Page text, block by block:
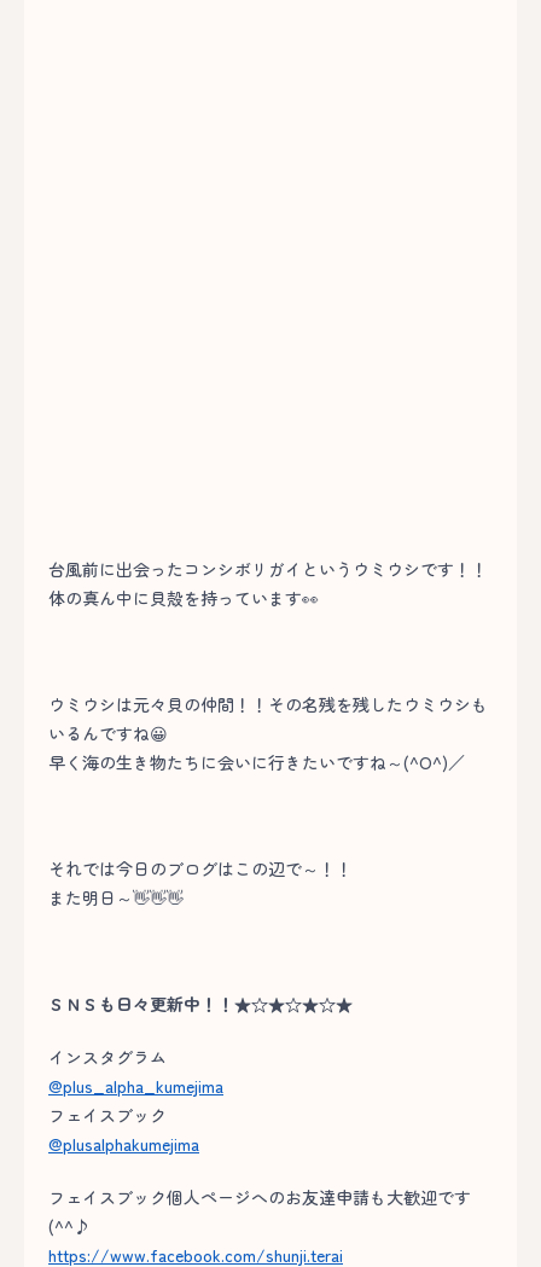
台風前に出会ったコンシボリガイというウミウシです！！
体の真ん中に貝殻を持っています👀
ウミウシは元々貝の仲間！！その名残を残したウミウシも
いるんですね😀
早く海の生き物たちに会いに行きたいですね～(^O^)／
それでは今日のブログはこの辺で～！！
また明日～👋👋👋
ＳＮＳも日々更新中！！★☆★☆★☆★
インスタグラム
@plus_alpha_kumejima
フェイスブック
@plusalphakumejima
フェイスブック個人ページへのお友達申請も大歓迎です
(^^♪
https://www.facebook.com/shunji.terai